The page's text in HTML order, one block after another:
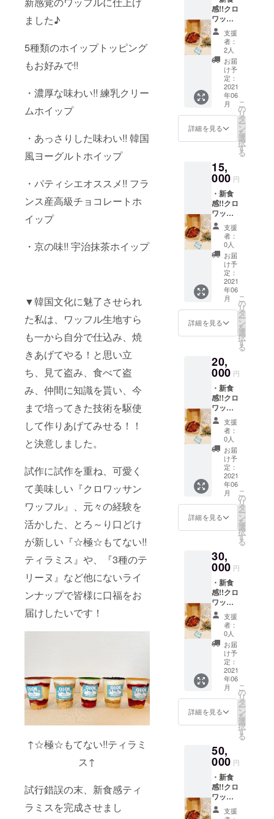
ました♪
5種類のホイップトッピング
もお好みで!!
・濃厚な味わい!! 練乳クリー
ムホイップ
・あっさりした味わい!! 韓国
風ヨーグルトホイップ
・パティシエオススメ!! フラ
ンス産高級チョコレートホ
イップ
・京の味!! 宇治抹茶ホイップ
▼韓国文化に魅了させられ
た私は、ワッフル生地すら
も一から自分で仕込み、焼
きあげてやる！と思い立
ち、見て盗み、食べて盗
み、仲間に知識を貰い、今
まで培ってきた技術を駆使
して作りあげてみせる！！
と決意しました。
試作に試作を重ね、可愛く
て美味しい『クロワッサン
ワッフル』、元々の経験を
活かした、とろ～り口どけ
が新しい『☆極☆もてない!!
ティラミス』や、『3種のテ
リーヌ』など他にないライ
ンナップで皆様に口福をお
届けしたいです！
↑☆極☆もてない!!ティラミ
ス↑
試行錯誤の末、新食感ティ
ラミスを完成させまし
し、 も
しくは
『引換
券』で
お渡し
しま
す！ リ
ターン
はご来
店下
さった
タイミ
ングで
ます！
【有効
期限】
閉店が
有効期
限で
す！
テリー
ヌor 大
人な味
わい!!生
ショコ
ラテ
リーヌ
オスス
メ!!お抹
茶テ
リーヌ
よりお
ケーキ1
礼のお
手紙 ※
商品当
日お渡
し、 も
しくは
『引換
券』で
お渡し
しま
す！ リ
ターン
はご来
店下
さった
タイミ
ングで
ます！
【有効
期限】
閉店が
有効期
限で
す！
感!!クロ
ワッサ
ンワッ
フル
×10ヶ
・inyon
自慢の
☆極☆
もてな
い!!ティ
ラミス
×5ヶ (仕
上げの
お味は
お選び
す) ・
しっと
り濃厚!!
チーズ
テリー
ヌor 大
人な味
わい!!生
ショコ
ラテ
リーヌ
オスス
メ!!お抹
茶テ
リーヌ
よりお
ケーキ2
礼のお
手紙 ※
商品当
日お渡
し、 も
しくは
『引換
券』で
お渡し
しま
す！ リ
ターン
はご来
店下
さった
タイミ
ングで
ます！
【有効
期限】
閉店が
有効期
限で
す！
支援
者：
2人
お届
け予
定：
2021
年06
月
詳細を見る
こ
の
リ
タ
ー
ン
を
選
択
す
る
15,
000 円
・新食
感!!クロ
ワッサ
ンワッ
フル
×10ヶ
・inyon
自慢の
☆極☆
もてな
い!!ティ
ラミス
×5ヶ (仕
上げの
お味は
お選び
す) ・
しっと
り濃厚!!
チーズ
テリー
ヌor 大
人な味
わい!!生
ショコ
ラテ
リーヌ
オスス
メ!!お抹
茶テ
リーヌ
よりお
ケーキ2
ループ
会社の
エステ
体験(60
分×1回)
・お礼
のお手
品当日
お渡
し、 も
しくは
『引換
券』で
お渡し
しま
す！ リ
さった
タイミ
ングで
引き換
えさせ
て頂き
ます！
支援
者：
0人
お届
け予
定：
2021
年06
月
詳細を見る
こ
の
リ
タ
ー
ン
を
選
択
す
る
20,
000 円
・新食
感!!クロ
ワッサ
ンワッ
フル
×15ヶ
・inyon
自慢の
☆極☆
もてな
い!!ティ
ラミス
×10ヶ
(仕上げ
のお味
はお選
ます) ・
しっと
り濃厚!!
チーズ
テリー
ヌor 大
人な味
わい!!生
ショコ
ラテ
リーヌ
オスス
メ!!お抹
茶テ
リーヌ
よりお
ケーキ2
ループ
会社の
エステ
体験(60
分×1回)
・お礼
のお手
支援
者：
0人
お届
け予
定：
2021
年06
月
詳細を見る
こ
の
リ
タ
ー
ン
を
選
択
す
る
30,
000 円
・新食
感!!クロ
ワッサ
ンワッ
フル
×20ヶ
・inyon
自慢の
☆極☆
もてな
い!!ティ
ラミス
×15ヶ
(仕上げ
のお味
はお選
ます) ・
しっと
り濃厚!!
チーズ
テリー
ヌor 大
人な味
支援
者：
0人
お届
け予
定：
2021
年06
月
詳細を見る
こ
の
リ
タ
ー
ン
を
選
択
す
る
50,
000 円
・新食
感!!クロ
ワッサ
ンワッ
フル支援